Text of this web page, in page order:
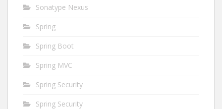
Sonatype Nexus
Spring
Spring Boot
Spring MVC
Spring Security
Spring Security